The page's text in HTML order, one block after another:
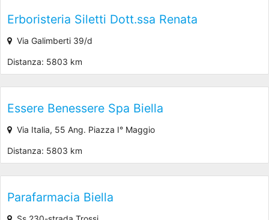
Erboristeria Siletti Dott.ssa Renata
Via Galimberti 39/d
Distanza: 5803 km
Essere Benessere Spa Biella
Via Italia, 55 Ang. Piazza I° Maggio
Distanza: 5803 km
Parafarmacia Biella